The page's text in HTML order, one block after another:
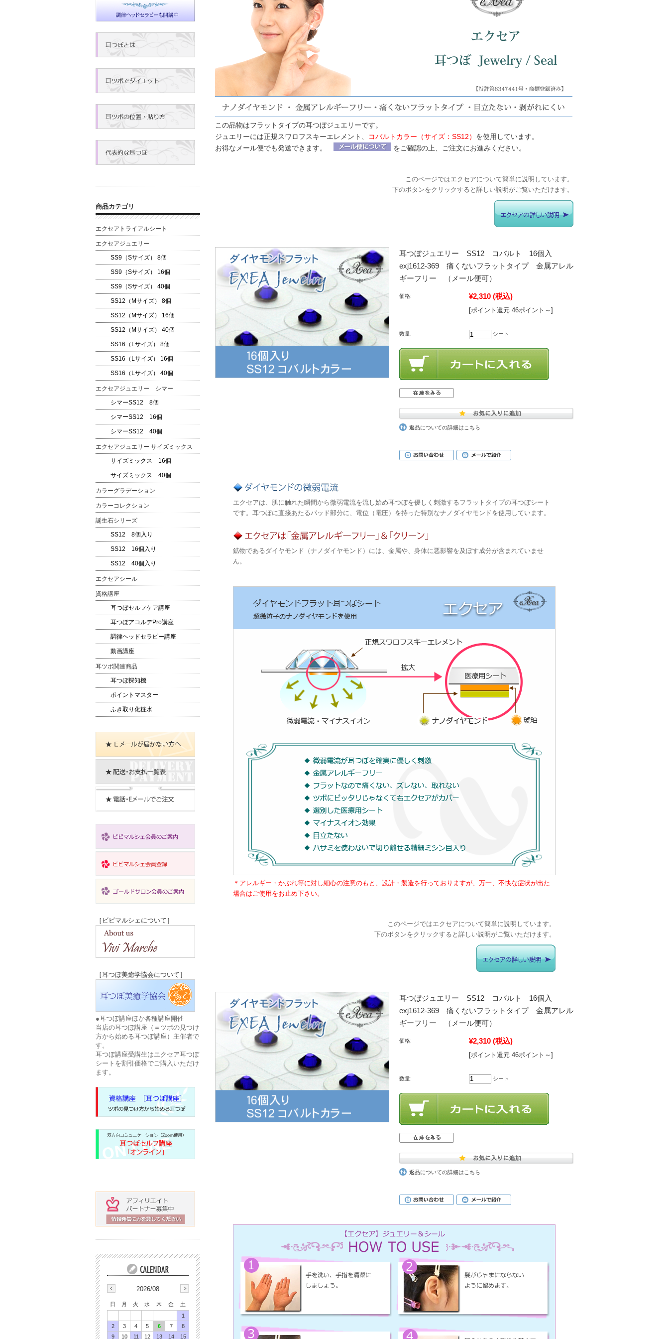
この品物はフラットタイプの耳つぼジュエリーです。
ジュエリーには正規スワロフスキーエレメント、
コバルトカラー（サイズ：SS12） を使用しています。
お得なメール便でも発送できます。
をご確認の上、ご注文にお進みください。
このページではエクセアについて簡単に説明しています。
下のボタンをクリックすると詳しい説明がご覧いただけます。
耳つぼジュエリー SS12 コバルト 16個入
exj1612-369 痛くないフラットタイプ 金属アレル
ギーフリー （メール便可）
価格: ¥2,310 (税込)
[ポイント還元 46ポイント～]
数量: シート
返品についての詳細はこちら
エクセアは、肌に触れた瞬間から微弱電流を流し始め耳つぼを優しく刺激するフラットタイプの耳つぼシート
です。耳つぼに直接あたるパッド部分に、電位（電圧）を持った特別なナノダイヤモンドを使用しています。
鉱物であるダイヤモンド（ナノダイヤモンド）には、金属や、身体に悪影響を及ぼす成分が含まれていませ
ん。
＊アレルギー・かぶれ等に対し細心の注意のもと、設計・製造を行っておりますが、万一、不快な症状が出た
場合はご使用をお止め下さい。
このページではエクセアについて簡単に説明しています。
下のボタンをクリックすると詳しい説明がご覧いただけます。
耳つぼジュエリー SS12 コバルト 16個入
exj1612-369 痛くないフラットタイプ 金属アレル
ギーフリー （メール便可）
価格: ¥2,310 (税込)
[ポイント還元 46ポイント～]
数量: シート
返品についての詳細はこちら
商品カテゴリ
エクセアトライアルシート
エクセアジュエリー
SS9（Sサイズ） 8個
SS9（Sサイズ） 16個
SS9（Sサイズ） 40個
SS12（Mサイズ） 8個
SS12（Mサイズ） 16個
SS12（Mサイズ） 40個
SS16（Lサイズ） 8個
SS16（Lサイズ） 16個
SS16（Lサイズ） 40個
エクセアジュエリー シマー
シマーSS12 8個
シマーSS12 16個
シマーSS12 40個
エクセアジュエリー サイズミックス
サイズミックス 16個
サイズミックス 40個
カラーグラデーション
カラーコレクション
誕生石シリーズ
SS12 8個入り
SS12 16個入り
SS12 40個入り
エクセアシール
資格講座
耳つぼセルフケア講座
耳つぼアコルデPro講座
調律ヘッドセラピー講座
動画講座
耳ツボ関連商品
耳つぼ探知機
ポイントマスター
ふき取り化粧水
［ビビマルシェについて］
［耳つぼ美癒学協会について］
●耳つぼ講座ほか各種講座開催
当店の耳つぼ講座（＝ツボの見つけ
方から始める耳つぼ講座）主催者で
す。
耳つぼ講座受講生はエクセア耳つぼ
シートを割引価格でご購入いただけ
ます。
2026/08
日 月 火 水 木 金
土
1
2
3 4 5 6 7
8
9
10 11 12 13 14 15